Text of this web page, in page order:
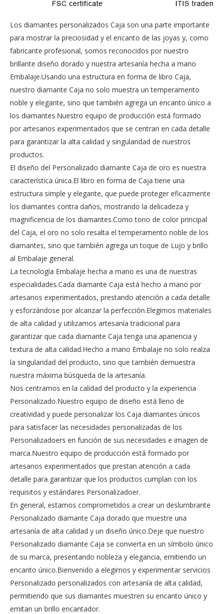
Los diamantes personalizados Caja son una parte importante
para mostrar la preciosidad y el encanto de las joyas y, como
fabricante profesional, somos reconocidos por nuestro
brillante diseño dorado y nuestra artesanía hecha a mano
Embalaje.Usando una estructura en forma de libro Caja,
nuestro diamante Caja no solo muestra un temperamento
noble y elegante, sino que también agrega un encanto único a
los diamantes.Nuestro equipo de producción está formado
por artesanos experimentados que se centran en cada detalle
para garantizar la alta calidad y singularidad de nuestros
productos.
El diseño del Personalizado diamante Caja de oro es nuestra
característica única.El libro en forma de Caja tiene una
estructura simple y elegante, que puede proteger eficazmente
los diamantes contra daños, mostrando la delicadeza y
magnificencia de los diamantes.Como tono de color principal
del Caja, el oro no solo resalta el temperamento noble de los
diamantes, sino que también agrega un toque de Lujo y brillo
al Embalaje general.
La tecnología Embalaje hecha a mano es una de nuestras
especialidades.Cada diamante Caja está hecho a mano por
artesanos experimentados, prestando atención a cada detalle
y esforzándose por alcanzar la perfección.Elegimos materiales
de alta calidad y utilizamos artesanía tradicional para
garantizar que cada diamante Caja tenga una apariencia y
textura de alta calidad.Hecho a mano Embalaje no solo realza
la singularidad del producto, sino que también demuestra
nuestra máxima búsqueda de la artesanía.
Nos centramos en la calidad del producto y la experiencia
Personalizado.Nuestro equipo de diseño está lleno de
creatividad y puede personalizar los Caja diamantes únicos
para satisfacer las necesidades personalizadas de los
Personalizadoers en función de sus necesidades e imagen de
marca.Nuestro equipo de producción está formado por
artesanos experimentados que prestan atención a cada
detalle para garantizar que los productos cumplan con los
requisitos y estándares Personalizadoer.
En general, estamos comprometidos a crear un deslumbrante
Personalizado diamante Caja dorado que muestre una
artesanía de alta calidad y un diseño único.Deje que nuestro
Personalizado diamante Caja se convierta en un símbolo único
de su marca, presentando nobleza y elegancia, emitiendo un
encanto único.Bienvenido a elegirnos y experimentar servicios
Personalizado personalizados con artesanía de alta calidad,
permitiendo que sus diamantes muestren su encanto único y
emitan un brillo encantador.